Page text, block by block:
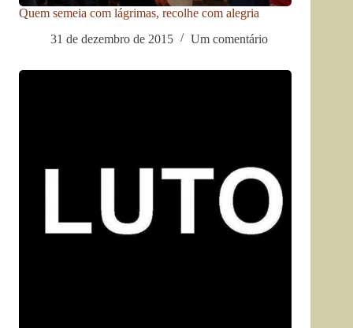
Quem semeia com lágrimas, recolhe com alegria
31 de dezembro de 2015
Um comentário